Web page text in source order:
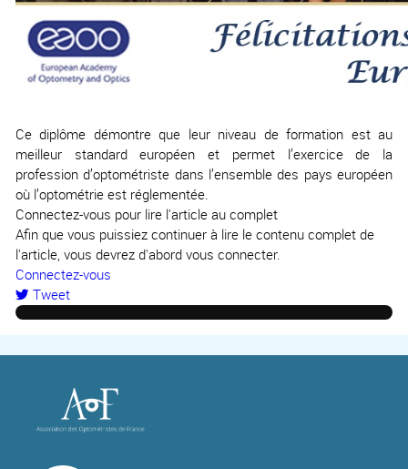
Ce diplôme démontre que leur niveau de formation est au
meilleur standard européen et permet l’exercice de la
profession d’optométriste dans l’ensemble des pays européen
où l’optométrie est réglementée.
Connectez-vous pour lire l'article au complet
Afin que vous puissiez continuer à lire le contenu complet de
l'article, vous devrez d'abord vous connecter.
Connectez-vous
Tweet
pinterest